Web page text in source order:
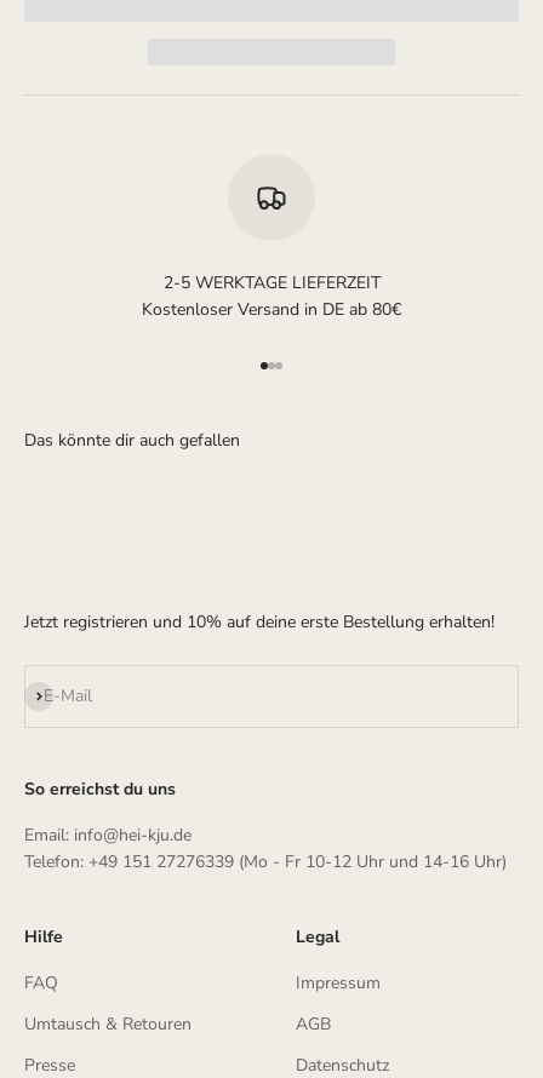
2-5 WERKTAGE LIEFERZEIT
Kostenloser Versand in DE ab 80€
Jetzt registrieren und 10% auf deine erste Bestellung erhalten!
E-Mail
Abonnieren
So erreichst du uns
Email: info@hei-kju.de
Telefon: +49 151 27276339 (Mo - Fr 10-12 Uhr und 14-16 Uhr)
Hilfe
FAQ
Umtausch & Retouren
Presse
Legal
Impressum
AGB
Datenschutz